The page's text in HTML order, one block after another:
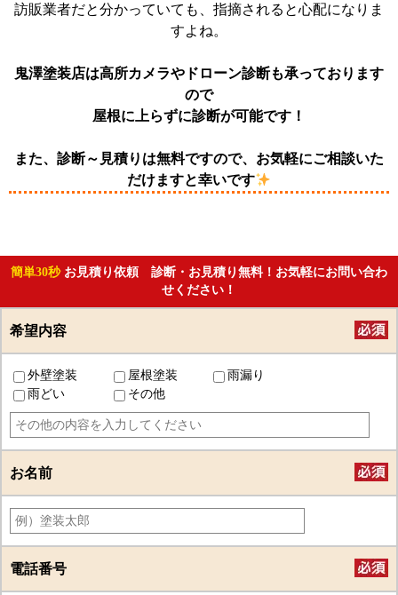
訪販業者だと分かっていても、指摘されると心配になりま
すよね。
鬼澤塗装店は高所カメラやドローン診断も承っております
ので
屋根に上らずに診断が可能です！
また、診断～見積りは無料ですので、お気軽にご相談いた
だけますと幸いです
簡単30秒 お見積り依頼 診断・お見積り無料！お気軽にお問い合わ
せください！
希望内容
外壁塗装 屋根塗装
雨漏り
雨どい
その他
お名前
電話番号